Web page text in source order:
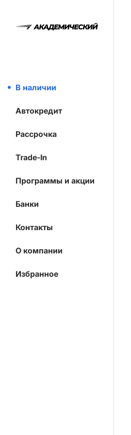
В наличии
Автокредит
Рассрочка
Trade-In
Программы и акции
Банки
Контакты
О компании
Избранное